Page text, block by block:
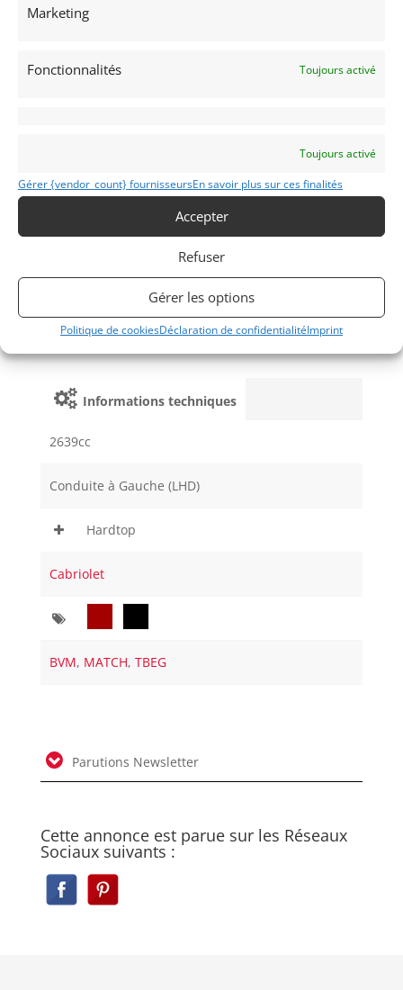
Marketing
Fonctionnalités Toujours activé
Toujours activé
Gérer {vendor_count} fournisseursEn savoir plus sur ces finalités
Accepter
Refuser
Gérer les options
Politique de cookiesDéclaration de confidentialitéImprint
Véhicule non éligible.
Obtenir une
Informations techniques
2639cc
Conduite à Gauche (LHD)
Hardtop
Cabriolet
BVM, MATCH,TBEG
Parutions Newsletter
Cette annonce est parue sur les Réseaux
Sociaux suivants :